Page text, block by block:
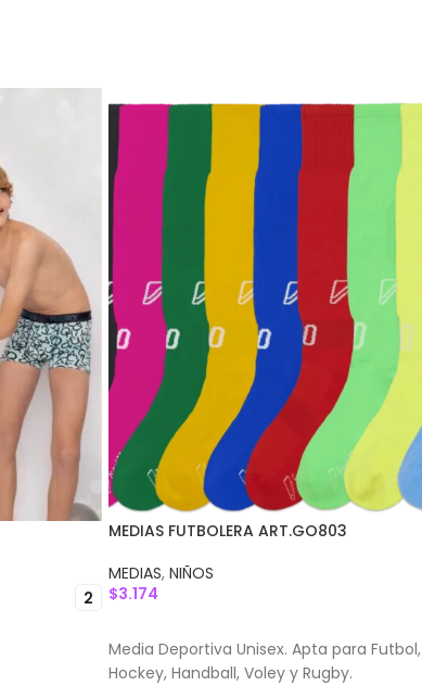
2
MEDIAS FUTBOLERA ART.GO803
MEDIAS, NIÑOS
$3.174
Media Deportiva Unisex. Apta para Futbol,
Hockey, Handball, Voley y Rugby.